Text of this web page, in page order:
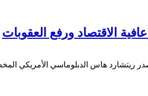
ريتشارد هاس الدبلوماسي الأمريكي